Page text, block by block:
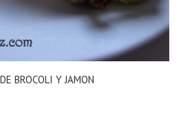
BROCOLI Y JAMON